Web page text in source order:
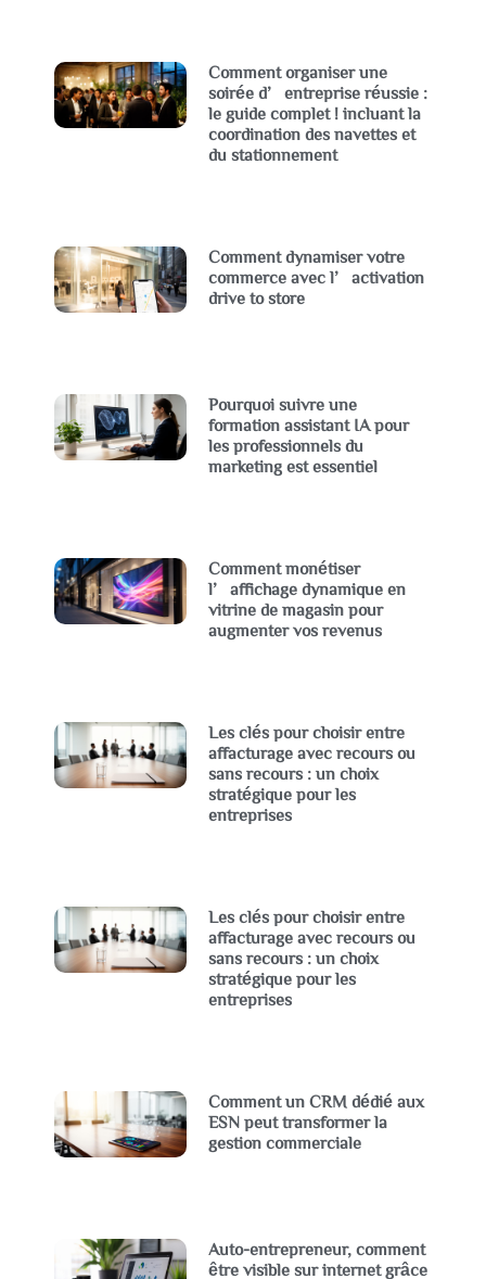
Comment organiser une
soirée d’entreprise réussie :
le guide complet ! incluant la
coordination des navettes et
du stationnement
Comment dynamiser votre
commerce avec l’activation
drive to store
Pourquoi suivre une
formation assistant IA pour
les professionnels du
marketing est essentiel
Comment monétiser
l’affichage dynamique en
vitrine de magasin pour
augmenter vos revenus
Les clés pour choisir entre
affacturage avec recours ou
sans recours : un choix
stratégique pour les
entreprises
Les clés pour choisir entre
affacturage avec recours ou
sans recours : un choix
stratégique pour les
entreprises
Comment un CRM dédié aux
ESN peut transformer la
gestion commerciale
Auto-entrepreneur, comment
être visible sur internet grâce